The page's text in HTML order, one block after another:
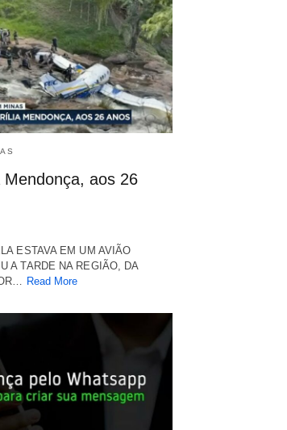
aos 26
ESTAVA EM UM AVIÃO
A TARDE NA REGIÃO, DA
Read More